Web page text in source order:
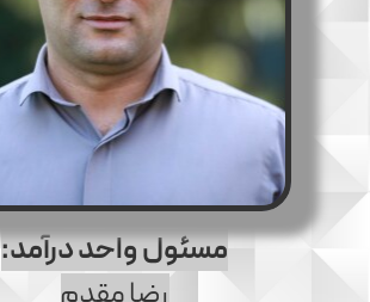
مسئول واحد درآمد: